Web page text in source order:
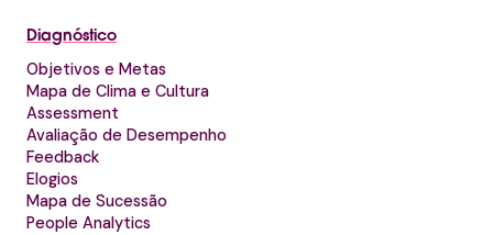
Diagnóstico
Objetivos e Metas
Mapa de Clima e Cultura
Assessment
Avaliação de Desempenho
Feedback
Elogios
Mapa de Sucessão
People Analytics